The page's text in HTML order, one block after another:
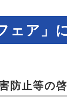
ア」
防止等の